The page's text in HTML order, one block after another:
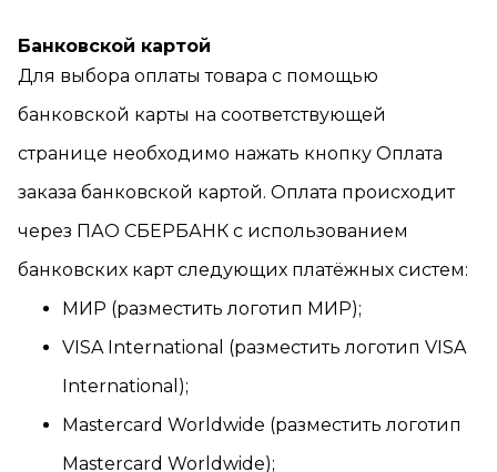
Банковской картой
Для выбора оплаты товара с помощью
банковской карты на соответствующей
странице необходимо нажать кнопку Оплата
заказа банковской картой. Оплата происходит
через ПАО СБЕРБАНК с использованием
банковских карт следующих платёжных систем:
МИР (разместить логотип МИР);
VISA International (разместить логотип VISA
International);
Mastercard Worldwide (разместить логотип
Mastercard Worldwide);